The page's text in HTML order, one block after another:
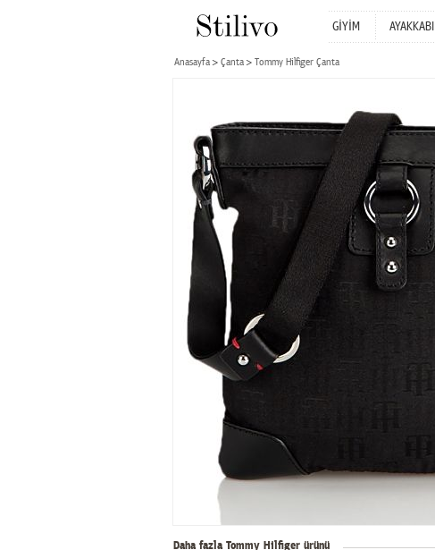
GİYİM AYAKKABI
Anasayfa Çanta Tommy Hilfiger Çanta
Daha fazla Tommy Hilfiger ürünü